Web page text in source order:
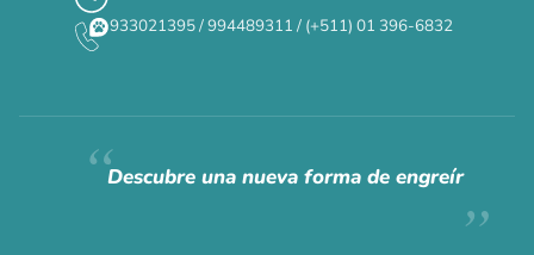
933021395 / 994489311 / (+511) 01 396-6832
Descubre una nueva forma de engreír